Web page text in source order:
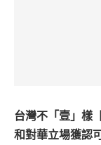
台灣不「壹」樣
和對華立場獲認